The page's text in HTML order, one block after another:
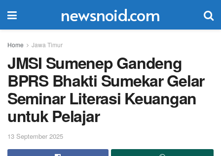
newsnoid.com
Home Jawa Timur
JMSI Sumenep Gandeng
BPRS Bhakti Sumekar Gelar
Seminar Literasi Keuangan
untuk Pelajar
13 September 2025